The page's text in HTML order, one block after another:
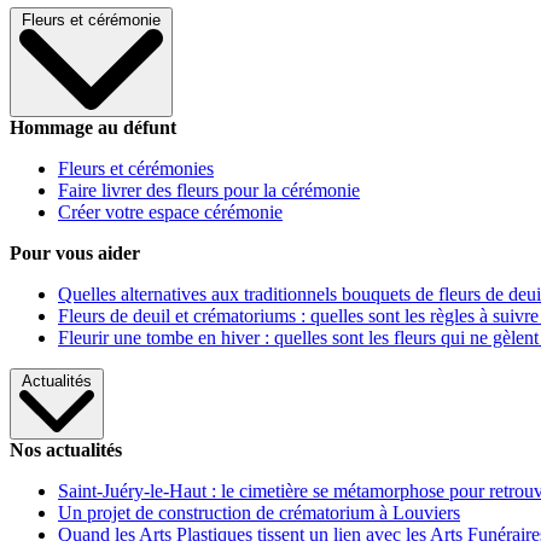
Fleurs et cérémonie
Hommage au défunt
Fleurs et cérémonies
Faire livrer des fleurs pour la cérémonie
Créer votre espace cérémonie
Pour vous aider
Quelles alternatives aux traditionnels bouquets de fleurs de
Fleurs de deuil et crématoriums : quelles sont les règles à
Fleurir une tombe en hiver : quelles sont les fleurs qui ne gèlent
Actualités
Nos actualités
Saint-Juéry-le-Haut : le cimetière se métamorphose pour
Un projet de construction de crématorium à Louviers
Quand les Arts Plastiques tissent un lien avec les Arts